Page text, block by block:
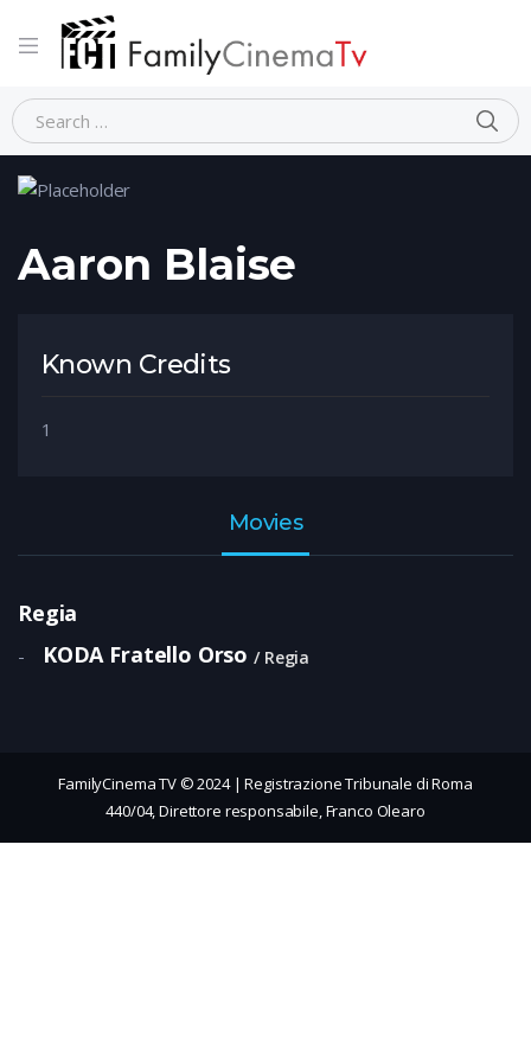
Home Person Aaron Blaise
Aaron Blaise
Known Credits
1
Movies
Regia
- KODA Fratello Orso Regia
FamilyCinema TV © 2024 | Registrazione Tribunale di Roma
440/04, Direttore responsabile, Franco Olearo